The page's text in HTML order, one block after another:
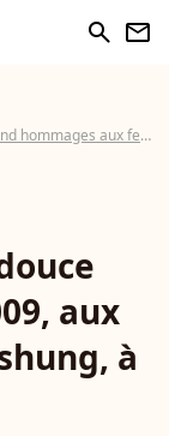
search newsletter
femmes... et à leur compagnie !
aux
à